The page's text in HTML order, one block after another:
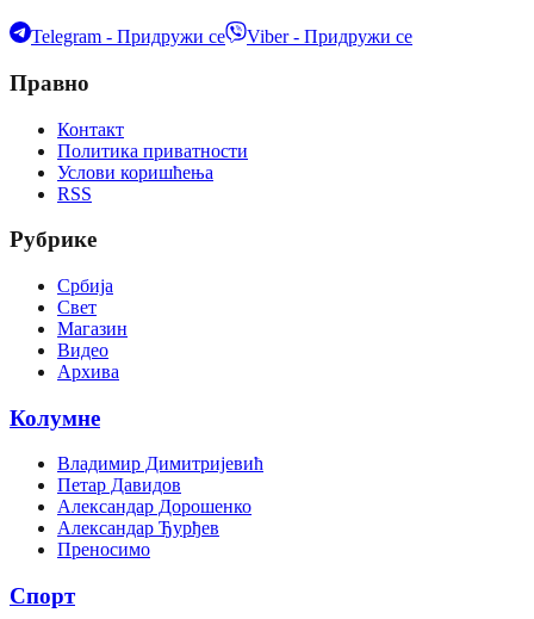
Telegram - Придружи се Viber - Придружи се
Правно
Контакт
Политика приватности
Услови коришћења
RSS
Рубрике
Србија
Свет
Магазин
Видео
Архива
Колумне
Владимир Димитријевић
Петар Давидов
Александар Дорошенко
Александар Ђурђев
Преносимо
Спорт